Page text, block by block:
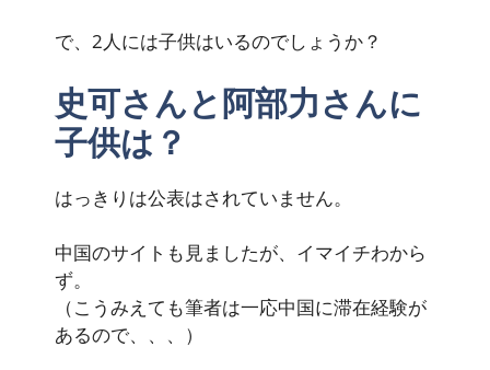
で、2人には子供はいるのでしょうか？
史可さんと阿部力さんに
子供は？
はっきりは公表はされていません。
中国のサイトも見ましたが、イマイチわから
ず。
（こうみえても筆者は一応中国に滞在経験が
あるので、、、）